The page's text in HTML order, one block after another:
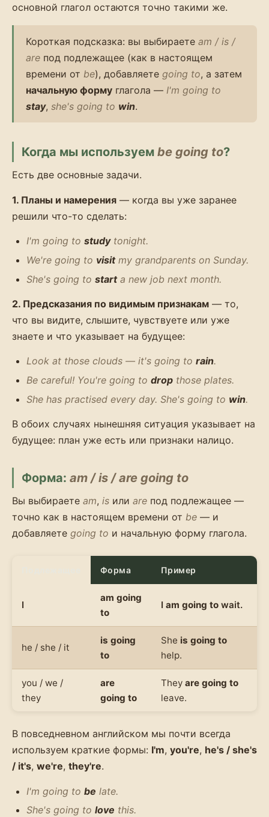
основной глагол остаются точно такими же.
Короткая подсказка: вы выбираете am / is /
are под подлежащее (как в настоящем
времени от be), добавляете going to, а затем
начальную форму глагола — I'm going to
stay, she's going to win.
Когда мы используем be going to?
Есть две основные задачи.
1. Планы и намерения — когда вы уже заранее
решили что-то сделать:
I'm going to studytonight.
We're going to visitmy grandparents on Sunday.
She's going to starta new job next month.
2. Предсказания по видимым признакам — то,
что вы видите, слышите, чувствуете или уже
знаете и что указывает на будущее:
Look at those clouds — it's going to rain.
Be careful! You're going to drop those plates.
She has practised every day. She's going to win.
В обоих случаях нынешняя ситуация указывает на
будущее: план уже есть или признаки налицо.
Форма: am / is / are going to
Вы выбираете am, is или are под подлежащее —
точно как в настоящем времени от be — и
добавляете going to и начальную форму глагола.
Форма Пример
I
am going
to
I am going to wait.
he / she / it
is going
to
She is going to
help.
you / we /
they
are
going to
They are going to
leave.
В повседневном английском мы почти всегда
используем краткие формы: I'm, you're, he's / she's
/ it's, we're, they're.
I'm going to be late.
She's going to love this.